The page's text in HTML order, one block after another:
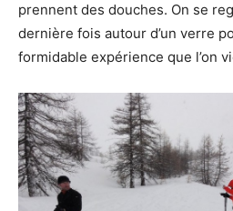
prennent des douches. On se
dernière fois autour d’un verre
formidable expérience que l’on